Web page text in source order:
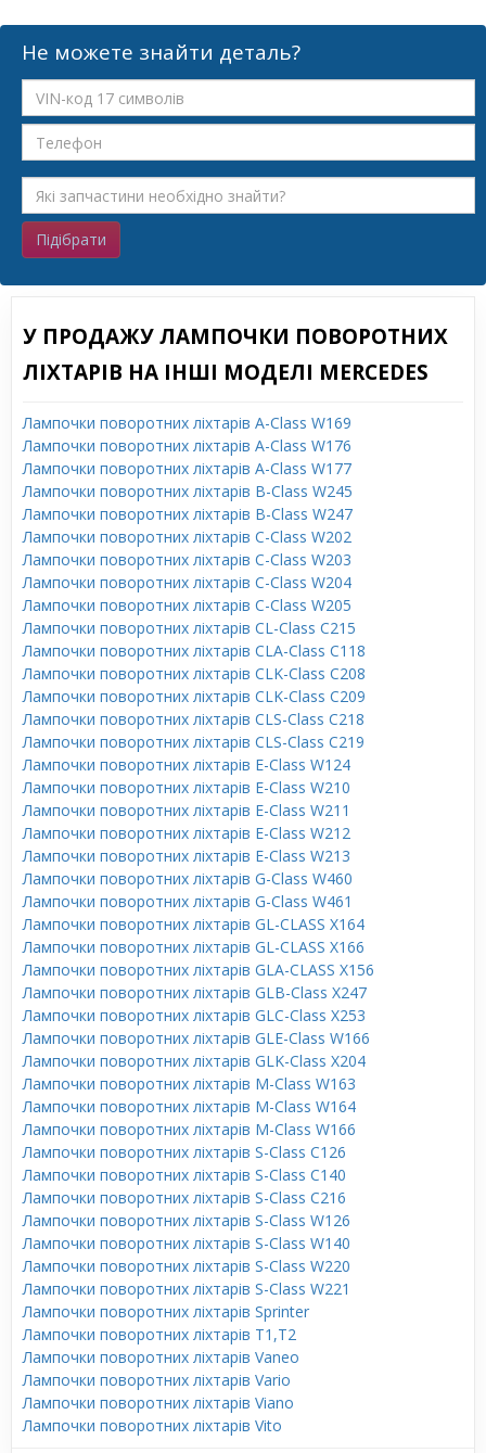
Не можете знайти деталь?
Підібрати
У ПРОДАЖУ ЛАМПОЧКИ ПОВОРОТНИХ
ЛІХТАРІВ НА ІНШІ МОДЕЛІ MERCEDES
Лампочки поворотних ліхтарів A-Class W169
Лампочки поворотних ліхтарів A-Class W176
Лампочки поворотних ліхтарів A-Class W177
Лампочки поворотних ліхтарів B-Class W245
Лампочки поворотних ліхтарів B-Class W247
Лампочки поворотних ліхтарів C-Class W202
Лампочки поворотних ліхтарів C-Class W203
Лампочки поворотних ліхтарів C-Class W204
Лампочки поворотних ліхтарів C-Class W205
Лампочки поворотних ліхтарів CL-Class C215
Лампочки поворотних ліхтарів CLA-Class C118
Лампочки поворотних ліхтарів CLK-Class C208
Лампочки поворотних ліхтарів CLK-Class C209
Лампочки поворотних ліхтарів CLS-Class C218
Лампочки поворотних ліхтарів CLS-Class C219
Лампочки поворотних ліхтарів E-Class W124
Лампочки поворотних ліхтарів E-Class W210
Лампочки поворотних ліхтарів E-Class W211
Лампочки поворотних ліхтарів E-Class W212
Лампочки поворотних ліхтарів E-Class W213
Лампочки поворотних ліхтарів G-Class W460
Лампочки поворотних ліхтарів G-Class W461
Лампочки поворотних ліхтарів GL-CLASS X164
Лампочки поворотних ліхтарів GL-CLASS X166
Лампочки поворотних ліхтарів GLA-CLASS X156
Лампочки поворотних ліхтарів GLB-Class X247
Лампочки поворотних ліхтарів GLC-Class X253
Лампочки поворотних ліхтарів GLE-Class W166
Лампочки поворотних ліхтарів GLK-Class X204
Лампочки поворотних ліхтарів M-Class W163
Лампочки поворотних ліхтарів M-Class W164
Лампочки поворотних ліхтарів M-Class W166
Лампочки поворотних ліхтарів S-Class C126
Лампочки поворотних ліхтарів S-Class C140
Лампочки поворотних ліхтарів S-Class C216
Лампочки поворотних ліхтарів S-Class W126
Лампочки поворотних ліхтарів S-Class W140
Лампочки поворотних ліхтарів S-Class W220
Лампочки поворотних ліхтарів S-Class W221
Лампочки поворотних ліхтарів Sprinter
Лампочки поворотних ліхтарів T1,T2
Лампочки поворотних ліхтарів Vaneo
Лампочки поворотних ліхтарів Vario
Лампочки поворотних ліхтарів Viano
Лампочки поворотних ліхтарів Vito